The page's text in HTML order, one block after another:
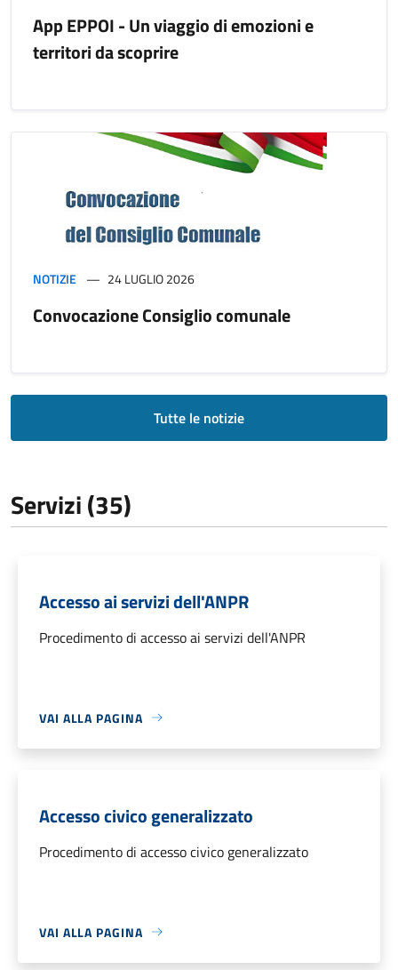
App EPPOI - Un viaggio di emozioni e
territori da scoprire
NOTIZIE 24 LUGLIO 2026
Convocazione Consiglio comunale
Tutte le notizie
Servizi (35)
Accesso ai servizi dell'ANPR
Procedimento di accesso ai servizi dell'ANPR
VAI ALLA PAGINA
Accesso civico generalizzato
Procedimento di accesso civico generalizzato
VAI ALLA PAGINA